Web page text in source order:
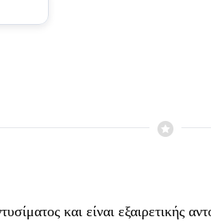
και είναι εξαιρετικής